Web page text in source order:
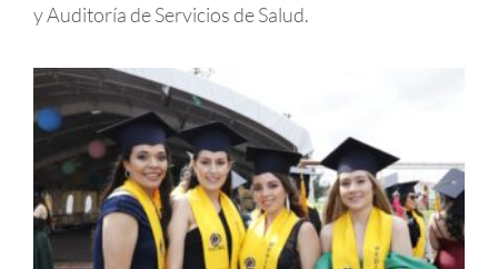
y Auditoría de Servicios de Salud.